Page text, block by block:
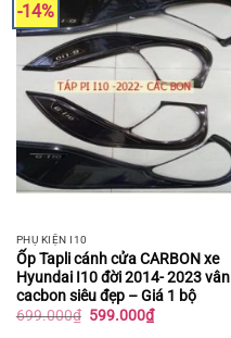
-14%
PHỤ KIỆN I10
Ốp Tapli cánh cửa CARBON xe
Hyundai I10 đời 2014- 2023 vân
cacbon siêu đẹp – Giá 1 bộ
699.000₫ Giá
599.000₫Giá
hiện